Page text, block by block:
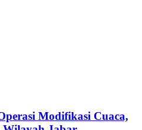
Modifikasi Cuaca,